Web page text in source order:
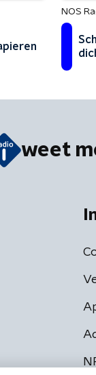
NOS
weet